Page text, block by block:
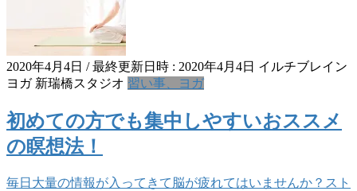
2020年4月4日 / 最終更新日時 : 2020年4月4日 イルチブレイン
ヨガ 新瑞橋スタジオ 習い事、ヨガ
初めての方でも集中しやすいおススメ
の瞑想法！
毎日大量の情報が入ってきて脳が疲れてはいませんか？スト